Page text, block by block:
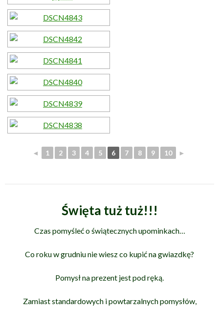
◄ 1 2 3 4 5 6 7 8 9 10 ►
Święta tuż tuż!!!
Czas pomyśleć o świątecznych upominkach…
Co roku w grudniu nie wiesz co kupić na gwiazdkę?
Pomysł na prezent jest pod ręką.
Zamiast standardowych i powtarzalnych pomysłów,